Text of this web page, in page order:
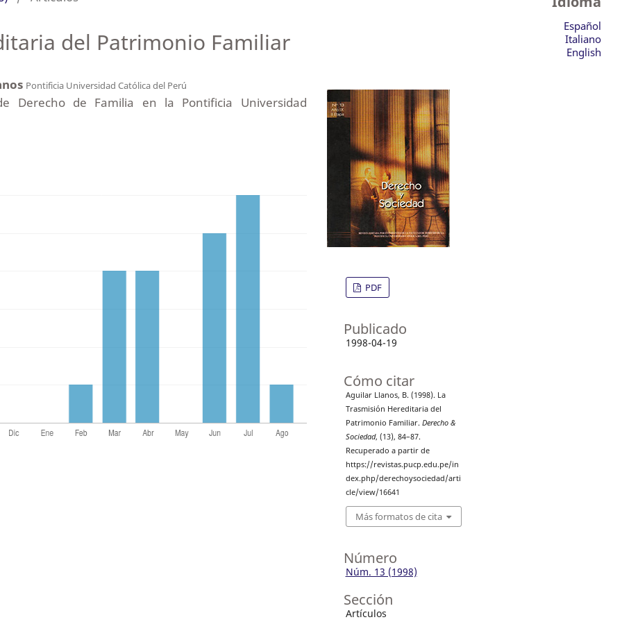
del Patrimonio Familiar
Pontificia Universidad Católica del Perú
Derecho de Familia en la Pontificia Universidad
PDF
Publicado
1998-04-19
Cómo citar
Aguilar Llanos, B. (1998). La
Trasmisión Hereditaria del
Patrimonio Familiar. Derecho &
Sociedad, (13), 84–87.
Recuperado a partir de
https://revistas.pucp.edu.pe/in
dex.php/derechoysociedad/arti
cle/view/16641
Más formatos de cita
Número
Núm. 13 (1998)
Sección
Artículos
Español
Italiano
English